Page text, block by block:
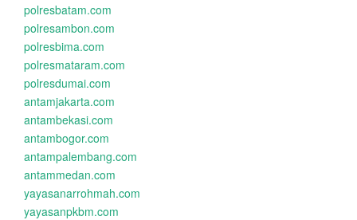
polresbatam.com
polresambon.com
polresbima.com
polresmataram.com
polresdumai.com
antamjakarta.com
antambekasi.com
antambogor.com
antampalembang.com
antammedan.com
yayasanarrohmah.com
yayasanpkbm.com